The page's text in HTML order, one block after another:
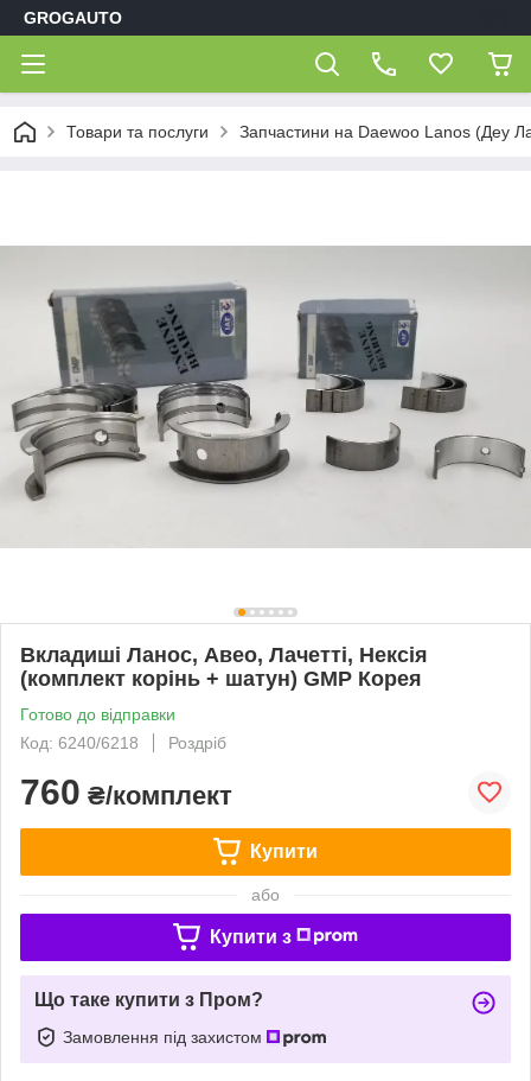
GROGAUTO
Товари та послуги Запчастини на Daewoo Lanos (Деу
Вкладиші Ланос, Авео, Лачетті, Нексія
(комплект корінь + шатун) GMP Корея
Готово до відправки
Код: 6240/6218
Роздріб
760 ₴/комплект
Купити
або
Купити з
Що таке купити з Пром?
Замовлення під захистом